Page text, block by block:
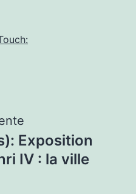
Exposition
IV : la ville